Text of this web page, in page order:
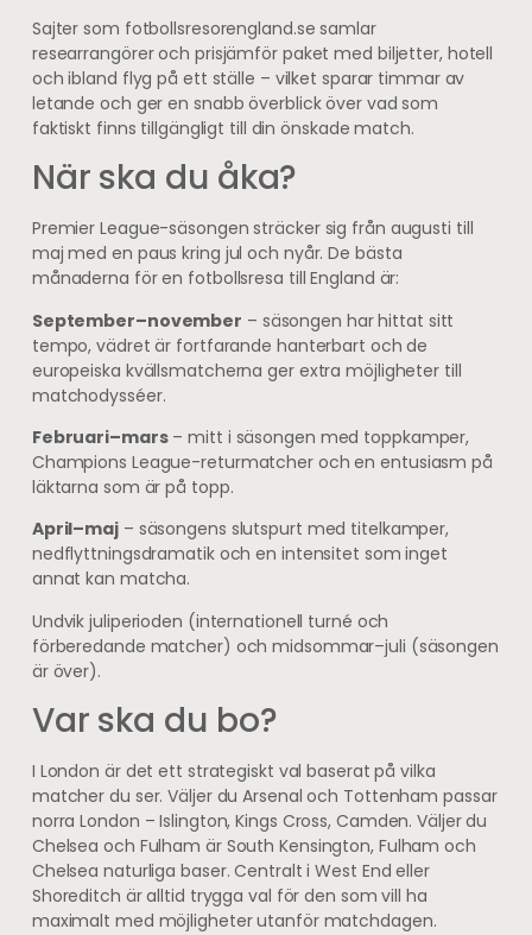
Sajter som fotbollsresorengland.se samlar
researrangörer och prisjämför paket med biljetter, hotell
och ibland flyg på ett ställe – vilket sparar timmar av
letande och ger en snabb överblick över vad som
faktiskt finns tillgängligt till din önskade match.
När ska du åka?
Premier League-säsongen sträcker sig från augusti till
maj med en paus kring jul och nyår. De bästa
månaderna för en fotbollsresa till England är:
September–november – säsongen har hittat sitt
tempo, vädret är fortfarande hanterbart och de
europeiska kvällsmatcherna ger extra möjligheter till
matchodysséer.
Februari–mars– mitt i säsongen med toppkamper,
Champions League-returmatcher och en entusiasm på
läktarna som är på topp.
April–maj– säsongens slutspurt med titelkamper,
nedflyttningsdramatik och en intensitet som inget
annat kan matcha.
Undvik juliperioden (internationell turné och
förberedande matcher) och midsommar–juli (säsongen
är över).
Var ska du bo?
I London är det ett strategiskt val baserat på vilka
matcher du ser. Väljer du Arsenal och Tottenham passar
norra London – Islington, Kings Cross, Camden. Väljer du
Chelsea och Fulham är South Kensington, Fulham och
Chelsea naturliga baser. Centralt i West End eller
Shoreditch är alltid trygga val för den som vill ha
maximalt med möjligheter utanför matchdagen.